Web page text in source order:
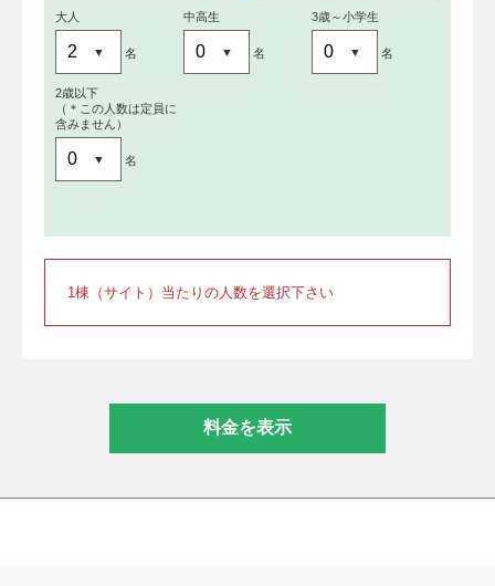
大人
名
中高生
名
3歳～小学生
名
2歳以下
（＊この人数は定員に
含みません）
名
1棟（サイト）当たりの人数を選択下さい
料金を表示